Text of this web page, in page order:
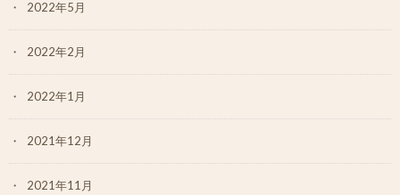
2022年5月
2022年2月
2022年1月
2021年12月
2021年11月